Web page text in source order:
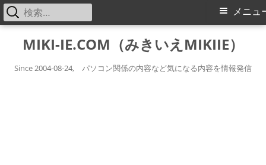
MIKI-IE.COM（みきいえMIKIIE）
Since 2004-08-24, パソコン関係の内容など気になる内容を情報発信
メ
メニュ
検
索: